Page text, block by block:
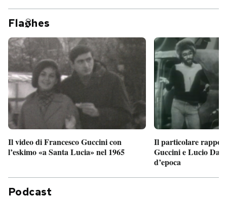
Entra
Fla hes
Il video di Francesco Guccini con
l’eskimo «a Santa Lucia» nel 1965
Il particolare
Guccini e Lucio
d’epoca
Podcast